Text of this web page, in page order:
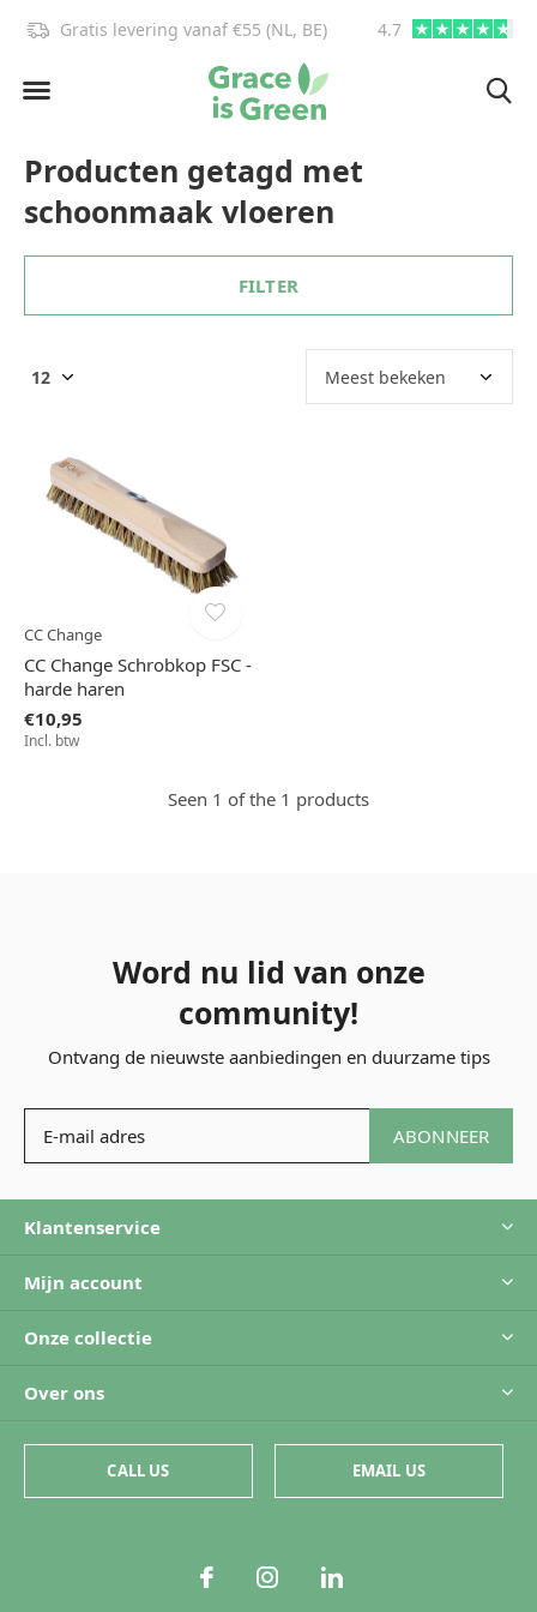
Gratis levering vanaf €55 (NL, BE) 4.7
Producten getagd met
schoonmaak vloeren
FILTER
CC Change
CC Change Schrobkop FSC -
harde haren
€10,95
Incl. btw
Seen 1 of the 1 products
Word nu lid van onze
community!
Ontvang de nieuwste aanbiedingen en duurzame tips
ABONNEER
Klantenservice
Mijn account
Onze collectie
Over ons
CALL US EMAIL US